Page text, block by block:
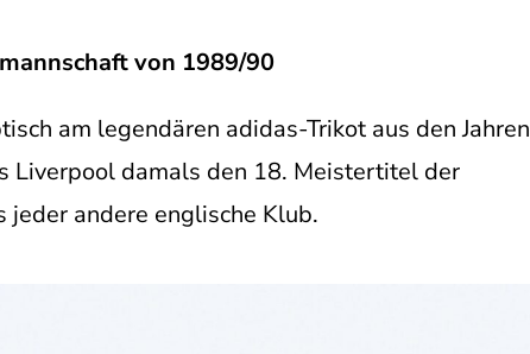
von 1989/90
am legendären adidas-Trikot aus den Jahren
Liverpool damals den 18. Meistertitel der
jeder andere englische Klub.